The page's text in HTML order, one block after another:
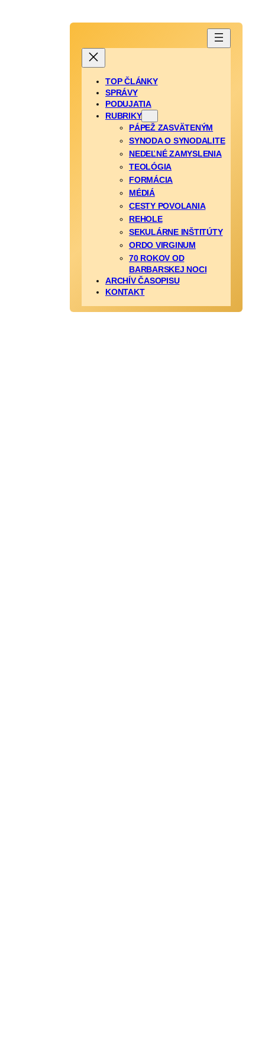
TOP ČLÁNKY
SPRÁVY
PODUJATIA
RUBRIKY
PÁPEŽ ZASVÄTENÝM
SYNODA O SYNODALITE
NEDEĽNÉ ZAMYSLENIA
TEOLÓGIA
FORMÁCIA
MÉDIÁ
CESTY POVOLANIA
REHOLE
SEKULÁRNE INŠTITÚTY
ORDO VIRGINUM
70 ROKOV OD
BARBARSKEJ NOCI
ARCHÍV ČASOPISU
KONTAKT